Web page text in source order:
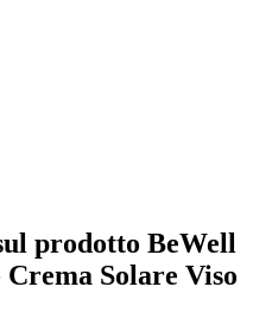
prodotto BeWell
Solare Viso